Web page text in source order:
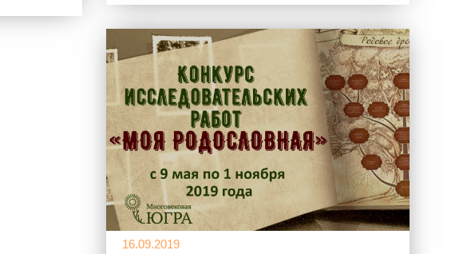
16.09.2019